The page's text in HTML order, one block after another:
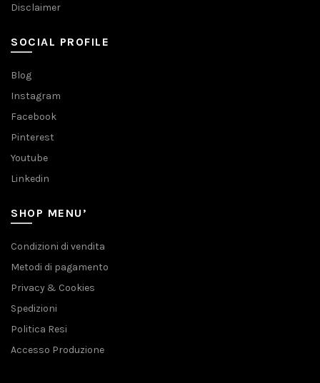
Disclaimer
SOCIAL PROFILE
Blog
Instagram
Facebook
Pinterest
Youtube
Linkedin
SHOP MENU’
Condizioni di vendita
Metodi di pagamento
Privacy & Cookies
Spedizioni
Politica Resi
Accesso Produzione